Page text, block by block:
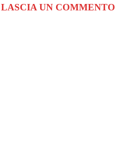
LASCIA UN COMMENTO